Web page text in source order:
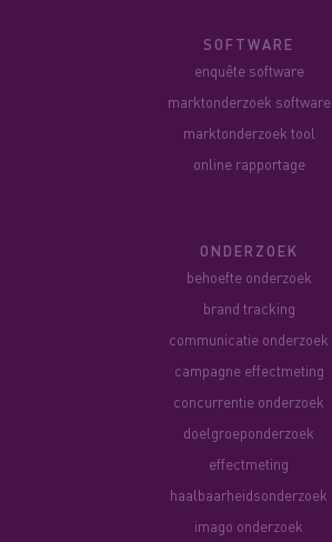
SOFTWARE
enquête software
marktonderzoek software
marktonderzoek tool
online rapportage
ONDERZOEK
behoefte onderzoek
brand tracking
communicatie onderzoek
campagne effectmeting
concurrentie onderzoek
doelgroeponderzoek
effectmeting
haalbaarheidsonderzoek
imago onderzoek